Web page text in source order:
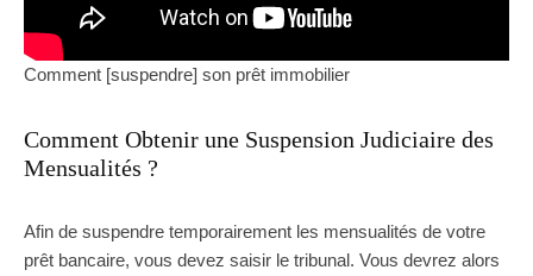
Comment [suspendre] son prêt immobilier
Comment Obtenir une Suspension Judiciaire des
Mensualités ?
Afin de suspendre temporairement les mensualités de votre
prêt bancaire, vous devez saisir le tribunal. Vous devrez alors